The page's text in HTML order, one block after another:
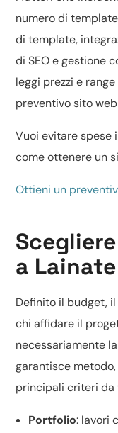
numero di
di template,
diSEOe gestione
leggi prezzi e
preventivo sito web
Vuoi evitare spese
come ottenere un
Ottieni un
a Lainate
Definito il budget,
chi affidare il
necessariamente
garantisce
principali criteri da
Portfolio: lavori